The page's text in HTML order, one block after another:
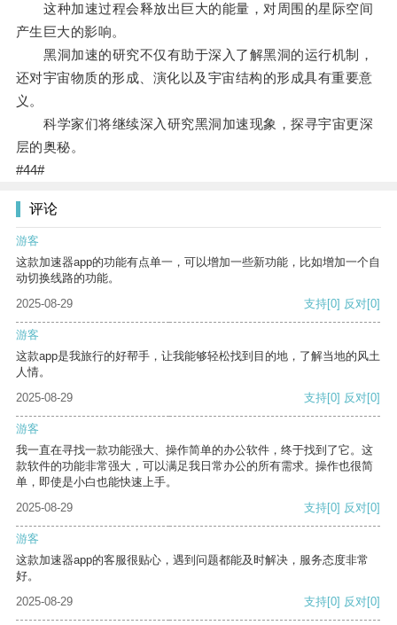
这种加速过程会释放出巨大的能量，对周围的星际空间
产生巨大的影响。
黑洞加速的研究不仅有助于深入了解黑洞的运行机制，
还对宇宙物质的形成、演化以及宇宙结构的形成具有重要意
义。
科学家们将继续深入研究黑洞加速现象，探寻宇宙更深
层的奥秘。
#44#
评论
游客
这款加速器app的功能有点单一，可以增加一些新功能，比如增加一个自
动切换线路的功能。
2025-08-29
支持[0] 反对[0]
游客
这款app是我旅行的好帮手，让我能够轻松找到目的地，了解当地的风土
人情。
2025-08-29
支持[0] 反对[0]
游客
我一直在寻找一款功能强大、操作简单的办公软件，终于找到了它。这
款软件的功能非常强大，可以满足我日常办公的所有需求。操作也很简
单，即使是小白也能快速上手。
2025-08-29
支持[0] 反对[0]
游客
这款加速器app的客服很贴心，遇到问题都能及时解决，服务态度非常
好。
2025-08-29
支持[0] 反对[0]